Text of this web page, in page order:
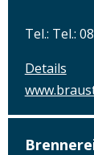
Tel.: Tel.:
Details